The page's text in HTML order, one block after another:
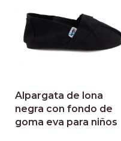
Alpargata de lona
negra con fondo de
goma eva para niños